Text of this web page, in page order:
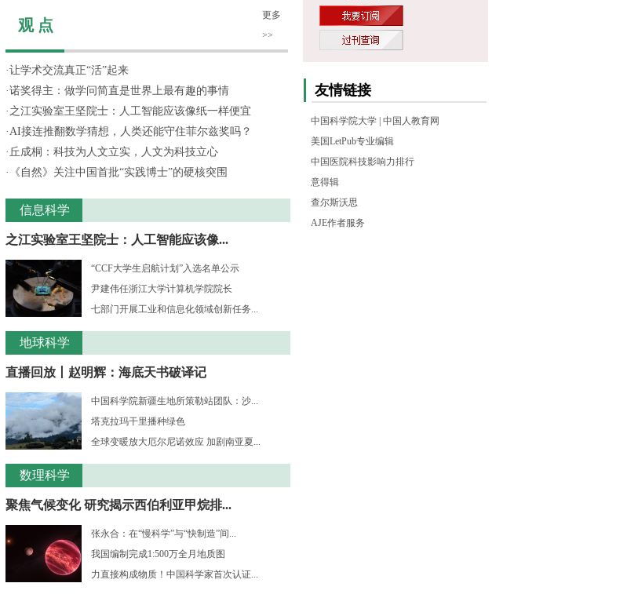
观 点
更多
>>
·让学术交流真正“活”起来
·诺奖得主：做学问简直是世界上最有趣的事情
· 之江实验室王坚院士：人工智能应该像纸一样便宜
·AI接连推翻数学猜想，人类还能守住菲尔兹奖吗？
· 丘成桐：科技为人文立实，人文为科技立心
·
《自然》关注中国首批“实践博士”的硬核突围
信息科学
之江实验室王坚院士：人工智能应该像...
“CCF大学生启航计划”入选名单公示
尹建伟任浙江大学计算机学院院长
七部门开展工业和信息化领域创新任务...
地球科学
直播回放丨赵明辉：海底天书破译记
中国科学院新疆生地所策勒站团队：沙...
塔克拉玛干里播种绿色
全球变暖放大厄尔尼诺效应 加剧南亚夏...
数理科学
聚焦气候变化 研究揭示西伯利亚甲烷排...
张永合：在“慢科学”与“快制造”间...
我国编制完成1:500万全月地质图
力直接构成物质！中国科学家首次认证...
友情链接
中国科学院大学 中国人教育网
美国LetPub专业编辑
中国医院科技影响力排行
意得辑
查尔斯沃思
AJE作者服务